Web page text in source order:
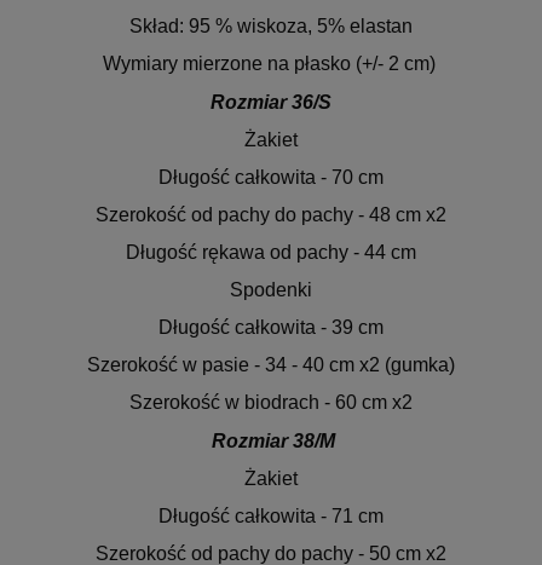
Skład: 95 % wiskoza, 5% elastan
Wymiary mierzone na płasko (+/- 2 cm)
Rozmiar 36/S
Żakiet
Długość całkowita - 70 cm
Szerokość od pachy do pachy - 48 cm x2
Długość rękawa od pachy - 44 cm
Spodenki
Długość całkowita - 39 cm
Szerokość w pasie - 34 - 40 cm x2 (gumka)
Szerokość w biodrach - 60 cm x2
Rozmiar 38/M
Żakiet
Długość całkowita - 71 cm
Szerokość od pachy do pachy - 50 cm x2